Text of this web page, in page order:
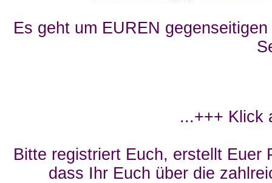
Es geht um EUREN
...+++ Klick
Bitte registriert Euch, erstellt Euer
dass Ihr Euch über die